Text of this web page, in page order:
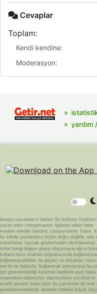
Cevaplar
Toplam:
Kendi kendine:
Moderasyon:
yardım
buraya yazılanların hakları Sir Anthony
yazan eden compumaster, ilgilenen eden fader
modere edenler basond, compumaster, fraise,
bu sitede yazılanların hiçbiri doğru değildir. site
sorumludur. kaynak göstermeden
kimin hangi bilgiye ulaşıp ulaşamayacağına
kullanıcıların istekleri doğrultusunda
bağlanmayabilirler. bu güçleri ve imkanları
tercihi ve hakkıdır. bağlanmak istemiyorsa bu
için görevlendirdiği kurumlar hadlerini aşıp
muamelesi edemezler. ebeveynlerin
ücretli yazılım mevcuttur. bu yazılımlar bir
gerektirmemektedir. devletin milletini küçük